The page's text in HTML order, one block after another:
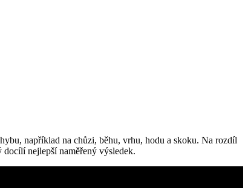
například na chůzi, běhu, vrhu, hodu a skoku. Na rozdíl
nejlepší naměřený výsledek.